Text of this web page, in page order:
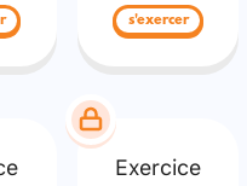
s'exercer
Exercice